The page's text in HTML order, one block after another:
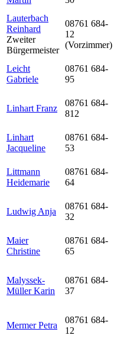
Lauterbach
Reinhard
Zweiter
Bürgermeister
08761 684-
12
(Vorzimmer)
Leicht
Gabriele
08761 684-
95
Linhart Franz
08761 684-
812
Linhart
Jacqueline
08761 684-
53
Littmann
Heidemarie
08761 684-
64
Ludwig Anja
08761 684-
32
Maier
Christine
08761 684-
65
Malyssek-
Müller Karin
08761 684-
37
Mermer Petra
08761 684-
12